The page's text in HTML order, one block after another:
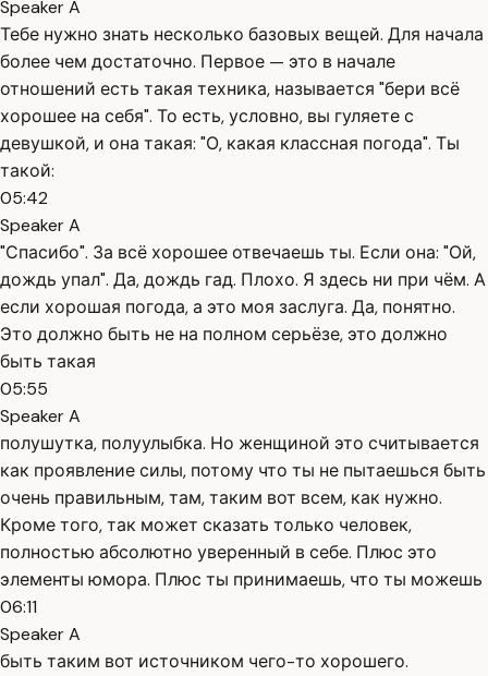
Speaker A
Тебе нужно знать несколько базовых вещей. Для начала
более чем достаточно. Первое — это в начале
отношений есть такая техника, называется "бери всё
хорошее на себя". То есть, условно, вы гуляете с
девушкой, и она такая: "О, какая классная погода". Ты
такой:
05:42
Speaker A
"Спасибо". За всё хорошее отвечаешь ты. Если она: "Ой,
дождь упал". Да, дождь гад. Плохо. Я здесь ни при чём. А
если хорошая погода, а это моя заслуга. Да, понятно.
Это должно быть не на полном серьёзе, это должно
быть такая
05:55
Speaker A
полушутка, полуулыбка. Но женщиной это считывается
как проявление силы, потому что ты не пытаешься быть
очень правильным, там, таким вот всем, как нужно.
Кроме того, так может сказать только человек,
полностью абсолютно уверенный в себе. Плюс это
элементы юмора. Плюс ты принимаешь, что ты можешь
06:11
Speaker A
быть таким вот источником чего-то хорошего.